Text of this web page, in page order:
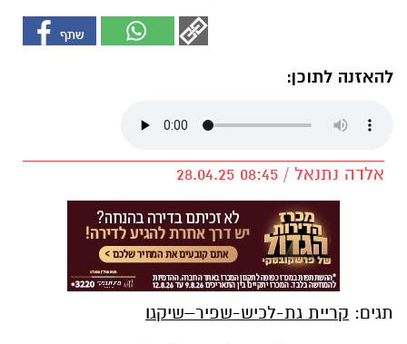
להאזנה לתוכן:
אלדה נתנאל / 08:45 28.04.25
תגים: קריית גת-לכיש-שפיר–שיקגו